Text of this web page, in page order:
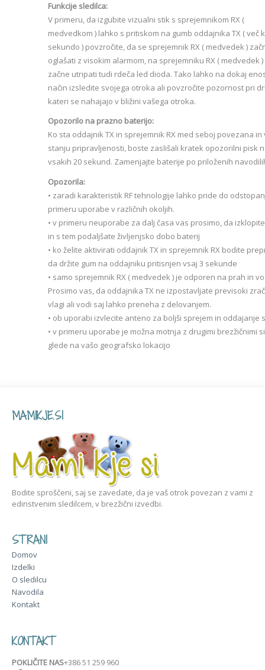
Funkcije sledilca:
V primeru, da izgubite vizualni stik s sprejemnikom RX (
medvedkom ) lahko s pritiskom na gumb oddajnika TX ( več
sekundo ) povzročite, da se sprejemnik RX ( medvedek )
oglašati z visokim alarmom, na sprejemniku RX ( medvedek
začne utripati tudi rdeča led dioda. Tako lahko na dokaj
način izsledite svojega otroka ali povzročite pozornost pri
kateri se nahajajo v bližini vašega otroka.
Opozorilo na prazno baterijo:
Ko sta oddajnik TX in sprejemnik RX med seboj povezana in
stanju pripravljenosti, boste zaslišali kratek opozorilni pisk
vsakih 20 sekund. Zamenjajte baterije po priloženih
Opozorila:
• zaradi karakteristik RF tehnologije lahko pride do
primeru uporabe v različnih okoljih.
• v primeru neuporabe za dalj časa vas prosimo, da
in s tem podaljšate življenjsko dobo baterij
• ko želite aktivirati oddajnik TX in sprejemnik RX bodite
da držite gum na oddajniku pritisnjen vsaj 3 sekunde
• samo sprejemnik RX ( medvedek ) je odporen na prah in
Prosimo vas, da oddajnika TX ne izpostavljate previsoki
vlagi ali vodi saj lahko preneha z delovanjem.
• ob uporabi izvlecite anteno za boljši sprejem in oddajanje
• v primeru uporabe je možna motnja z drugimi brezžičnimi
glede na vašo geografsko lokacijo
MAMIKJE.SI
Bodite sproščeni, saj se zavedate, da je vaš otrok povezan z vami z
edinstvenim sledilcem, v brezžični izvedbi.
STRANI
Domov
Izdelki
O sledilcu
Navodila
Kontakt
KONTAKT
POKLIČITE NAS+386 51 259 960